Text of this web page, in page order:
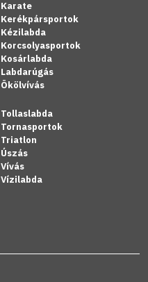
Karate
Kerékpársportok
Kézilabda
Korcsolyasportok
Kosárlabda
Labdarúgás
Ökölvívás
Tollaslabda
Tornasportok
Triatlon
Úszás
Vívás
Vízilabda